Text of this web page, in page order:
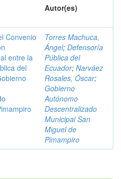
Autor(es)
Convenio
entre la
del
Torres Machuca,
Ángel; Defensoría
Pública del
Ecuador; Narváez
Rosales, Óscar;
Gobierno
Autónomo
Descentralizado
Municipal San
Miguel de
Pimampiro